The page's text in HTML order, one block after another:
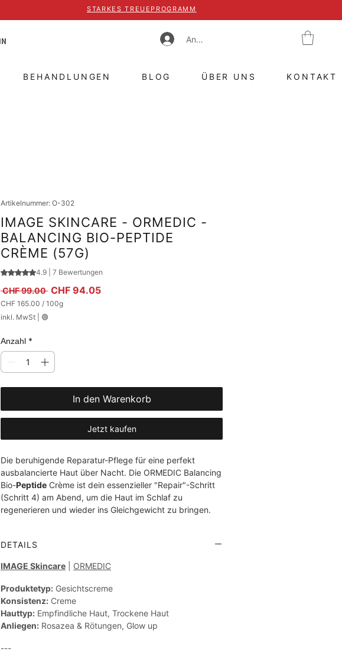
Anmelden
STARKES TREUEPROGRAMM
BEHANDLUNGEN BLOG ÜBER UNS KONTAKT
Artikelnummer: O-302
IMAGE SKINCARE - ORMEDIC -
BALANCING BIO-PEPTIDE
CRÈME (57G)
Das Rating beträgt 4.9 von fünf Sternen, basierend auf 7 Bewertungen.
4.9 | 7 Bewertungen
CHF 99.00 Standardpreis
CHF 94.05Sale-Preis
CHF 165.00 / 100g
CHF 165.00
pro
Gramm
inkl. MwSt 🟢
Anzahl *
In den Warenkorb
Jetzt kaufen
Die beruhigende Reparatur-Pflege für eine perfekt
ausbalancierte Haut über Nacht. Die ORMEDIC Balancing
Bio-Peptide Crème ist dein essenzieller "Repair"-Schritt
(Schritt 4) am Abend, um die Haut im Schlaf zu
regenerieren und wieder ins Gleichgewicht zu bringen.
DETAILS
IMAGE Skincare ORMEDIC
Produktetyp: Gesichtscreme
Konsistenz: Creme
Hauttyp: Empfindliche Haut, Trockene Haut
Anliegen: Rosazea & Rötungen, Glow up
---